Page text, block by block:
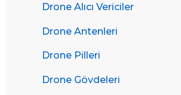
Drone Alıcı Vericiler
Drone Antenleri
Drone Pilleri
Drone Gövdeleri